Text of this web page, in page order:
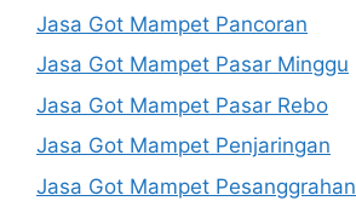
Jasa Got Mampet Pancoran
Jasa Got Mampet Pasar Minggu
Jasa Got Mampet Pasar Rebo
Jasa Got Mampet Penjaringan
Jasa Got Mampet Pesanggrahan